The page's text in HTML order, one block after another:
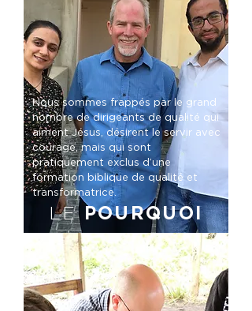
LEPOURQUOI
Nous sommes frappés par le grand
nombre de dirigeants de qualité qui
aiment Jésus, désirent le servir avec
courage, mais qui sont
pratiquement exclus d’une
formation biblique de qualité et
transformatrice.